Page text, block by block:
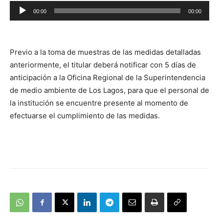
Reproductor
de
00:00 00:00
Previo a la toma de muestras de las medidas detalladas
anteriormente, el titular deberá notificar con 5 días de
anticipación a la Oficina Regional de la Superintendencia
de medio ambiente de Los Lagos, para que el personal de
la institución se encuentre presente al momento de
efectuarse el cumplimiento de las medidas.